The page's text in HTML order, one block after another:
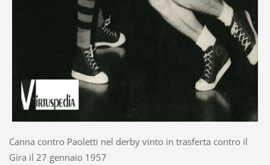
Canna contro Paoletti nel derby vinto in trasferta contro il
Gira il 27 gennaio 1957